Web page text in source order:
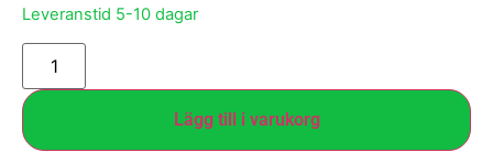
Leveranstid 5-10 dagar
Lägg till i varukorg